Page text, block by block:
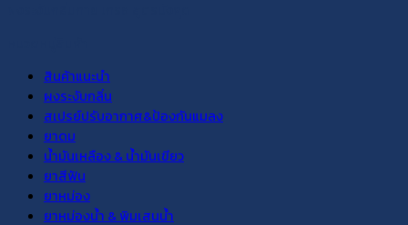
สินค้าแนะนำ
ผงระงับกลิ่น
สเปรย์ปรับอากาศ&ป้องกันแมลง
ยาดม
น้ำมันเหลือง & น้ำมันเขียว
ยาสีฟัน
ยาหม่อง
ยาหม่องน้ำ & พิมเสนน้ำ